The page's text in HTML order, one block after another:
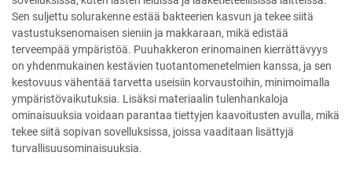
Sen suljettu solurakenne estää bakteerien kasvun ja tekee siitä
vastustuksenomaisen sieniin ja makkaraan, mikä edistää
terveempää ympäristöä. Puuhakkeron erinomainen kierrättävyys
on yhdenmukainen kestävien tuotantomenetelmien kanssa, ja sen
kestovuus vähentää tarvetta useisiin korvaustoihin, minimoimalla
ympäristövaikutuksia. Lisäksi materiaalin tulenhankaloja
ominaisuuksia voidaan parantaa tiettyjen kaavoitusten avulla, mikä
tekee siitä sopivan sovelluksissa, joissa vaaditaan lisättyjä
turvallisuusominaisuuksia.